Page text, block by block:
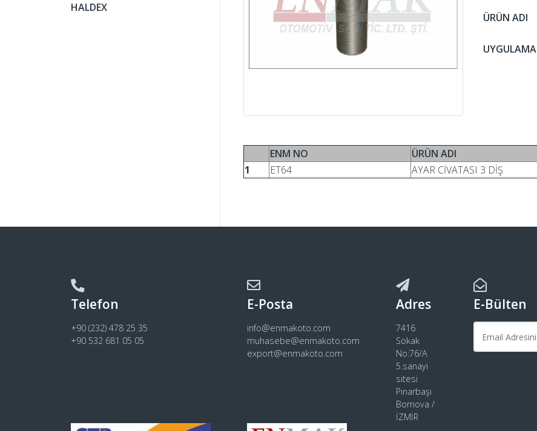
HALDEX
ÜRÜN ADI
UYGULAMA
ENM NO
ÜRÜN ADI
1
ET64 AYAR CİVATASI 3 DİŞ
Telefon
+90 (232) 478 25 35
+90 532 681 05 05
E-Posta
info@enmakoto.com
muhasebe@enmakoto.com
export@enmakoto.com
Adres
7416
Sokak
No:76/A
5.sanayi
sitesi
Pınarbaşı
Bornova /
İZMİR
E-Bülten